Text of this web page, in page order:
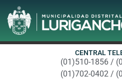
CENTRAL
(01)510-1856 /
(01)702-0402 /